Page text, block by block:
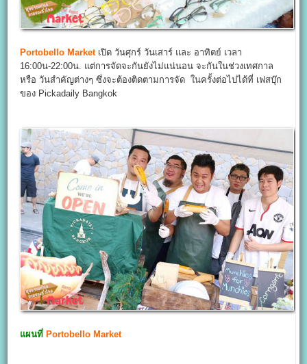
Portobello Marketเปิด วันศุกร์ วันเสาร์ และ อาทิตย์ เวลา
16:00น-22:00น. แต่การจัดจะกันยังไม่แน่นอน จะกันในช่วงเทศกาล
หรือ วันสำคัญต่างๆ ซึ่งจะต้องติดตามการจัด ในครั้งต่อไปได้ที่ เฟสบุ๊ก
ของ Pickadaily Bangkok
แผนที่ Portobello Market